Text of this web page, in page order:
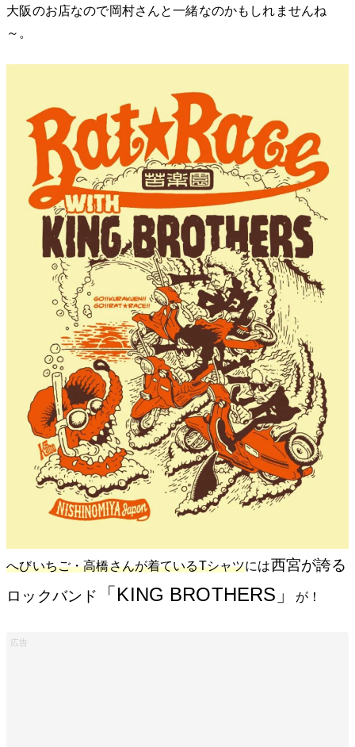
大阪のお店なので岡村さんと一緒なのかもしれませんね
～。
へびいちご・高橋さんが着ているTシャツには西宮が誇る
ロックバンド
「KING BROTHERS」 が！